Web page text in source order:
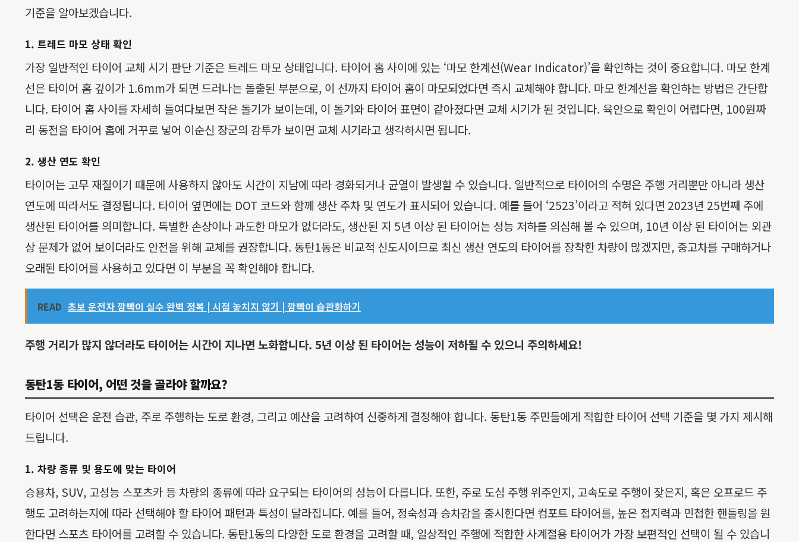
기준을 알아보겠습니다.
1. 트레드 마모 상태 확인
가장 일반적인 타이어 교체 시기 판단 기준은 트레드 마모 상태입니다. 타이어 홈 사이에 있는 ‘마모 한계선(Wear Indicator)’을 확인하는 것이 중요합니다. 마모 한계
선은 타이어 홈 깊이가 1.6mm가 되면 드러나는 돌출된 부분으로, 이 선까지 타이어 홈이 마모되었다면 즉시 교체해야 합니다. 마모 한계선을 확인하는 방법은 간단합
니다. 타이어 홈 사이를 자세히 들여다보면 작은 돌기가 보이는데, 이 돌기와 타이어 표면이 같아졌다면 교체 시기가 된 것입니다. 육안으로 확인이 어렵다면, 100원짜
리 동전을 타이어 홈에 거꾸로 넣어 이순신 장군의 감투가 보이면 교체 시기라고 생각하시면 됩니다.
2. 생산 연도 확인
타이어는 고무 재질이기 때문에 사용하지 않아도 시간이 지남에 따라 경화되거나 균열이 발생할 수 있습니다. 일반적으로 타이어의 수명은 주행 거리뿐만 아니라 생산
연도에 따라서도 결정됩니다. 타이어 옆면에는 DOT 코드와 함께 생산 주차 및 연도가 표시되어 있습니다. 예를 들어 ‘2523’이라고 적혀 있다면 2023년 25번째 주에
생산된 타이어를 의미합니다. 특별한 손상이나 과도한 마모가 없더라도, 생산된 지 5년 이상 된 타이어는 성능 저하를 의심해 볼 수 있으며, 10년 이상 된 타이어는 외관
상 문제가 없어 보이더라도 안전을 위해 교체를 권장합니다. 동탄1동은 비교적 신도시이므로 최신 생산 연도의 타이어를 장착한 차량이 많겠지만, 중고차를 구매하거나
오래된 타이어를 사용하고 있다면 이 부분을 꼭 확인해야 합니다.
READ 초보 운전자 깜빡이 실수 완벽 정복 | 시점 놓치지 않기 | 깜빡이 습관화하기
주행 거리가 많지 않더라도 타이어는 시간이 지나면 노화합니다. 5년 이상 된 타이어는 성능이 저하될 수 있으니 주의하세요!
동탄1동 타이어, 어떤 것을 골라야 할까요?
타이어 선택은 운전 습관, 주로 주행하는 도로 환경, 그리고 예산을 고려하여 신중하게 결정해야 합니다. 동탄1동 주민들에게 적합한 타이어 선택 기준을 몇 가지 제시해
드립니다.
1. 차량 종류 및 용도에 맞는 타이어
승용차, SUV, 고성능 스포츠카 등 차량의 종류에 따라 요구되는 타이어의 성능이 다릅니다. 또한, 주로 도심 주행 위주인지, 고속도로 주행이 잦은지, 혹은 오프로드 주
행도 고려하는지에 따라 선택해야 할 타이어 패턴과 특성이 달라집니다. 예를 들어, 정숙성과 승차감을 중시한다면 컴포트 타이어를, 높은 접지력과 민첩한 핸들링을 원
한다면 스포츠 타이어를 고려할 수 있습니다. 동탄1동의 다양한 도로 환경을 고려할 때, 일상적인 주행에 적합한 사계절용 타이어가 가장 보편적인 선택이 될 수 있습니